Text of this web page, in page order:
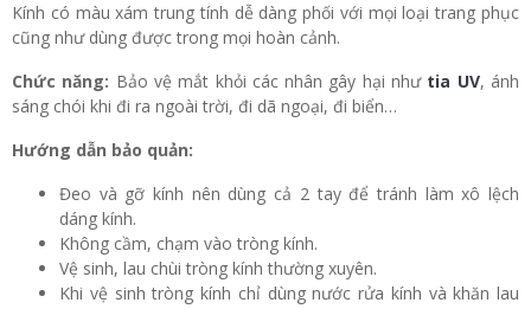
Kính có màu xám trung tính dễ dàng phối với mọi loại trang phục
cũng như dùng được trong mọi hoàn cảnh.
Chức năng: Bảo vệ mắt khỏi các nhân gây hại như tia UV, ánh
sáng chói khi đi ra ngoài trời, đi dã ngoại, đi biển…
Hướng dẫn bảo quản:
Đeo và gỡ kính nên dùng cả 2 tay để tránh làm xô lệch
dáng kính.
Không cầm, chạm vào tròng kính.
Vệ sinh, lau chùi tròng kính thường xuyên.
Khi vệ sinh tròng kính chỉ dùng nước rửa kính và khăn lau